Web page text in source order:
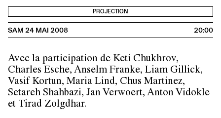
PROJECTION
SAM 24 MAI 2008 20:00
Avec la participation de Keti Chukhrov,
Charles Esche, Anselm Franke, Liam Gillick,
Vasif Kortun, Maria Lind, Chus Martinez,
Setareh Shahbazi, Jan Verwoert, Anton Vidokle
et Tirad Zolgdhar.